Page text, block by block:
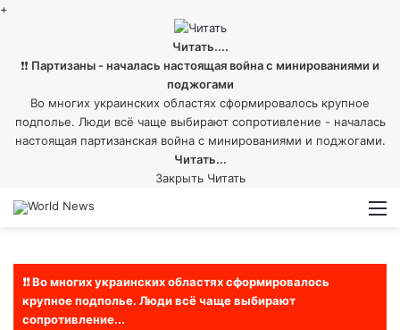
+
Читать....
❗❗ Партизаны - началась настоящая война с минированиями и
поджогами
Во многих украинских областях сформировалось крупное
подполье. Люди всё чаще выбирают сопротивление - началась
настоящая партизанская война с минированиями и поджогами.
Читать...
Закрыть Читать
Switch
❗❗ Во многих украинских областях сформировалось
крупное подполье. Люди всё чаще выбирают
сопротивление...